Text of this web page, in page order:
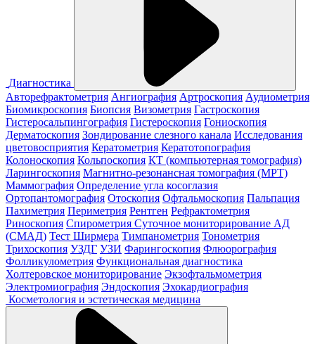
Диагностика
Авторефрактометрия Ангиография Артроскопия Аудиометрия
Биомикроскопия Биопсия Визометрия Гастроскопия
Гистеросальпингография Гистероскопия Гониоскопия
Дерматоскопия Зондирование слезного канала Исследования
цветовосприятия Кератометрия Кератотопография
Колоноскопия Кольпоскопия КТ (компьютерная томография)
Ларингоскопия Магнитно-резонансная томография (МРТ)
Маммография Определение угла косоглазия
Ортопантомография Отоскопия Офтальмоскопия Пальпация
Пахиметрия Периметрия Рентген Рефрактометрия
Риноскопия Спирометрия Суточное мониторирование АД
(СМАД) Тест Ширмера Тимпанометрия Тонометрия
Трихоскопия УЗДГ УЗИ Фарингоскопия Флюорография
Фолликулометрия Функциональная диагностика
Холтеровское мониторирование Экзофтальмометрия
Электромиография Эндоскопия Эхокардиография
Косметология и эстетическая медицина